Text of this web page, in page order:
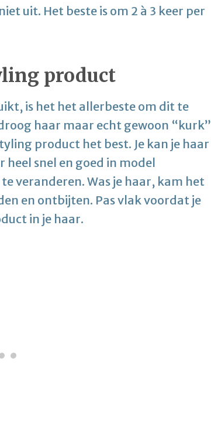
uit. Het beste is om 2 à 3 keer per
product
is het het allerbeste om dit te
haar maar echt gewoon “kurk”
product het best. Je kan je haar
snel en goed in model
veranderen. Was je haar, kam het
en ontbijten. Pas vlak voordat je
in je haar.